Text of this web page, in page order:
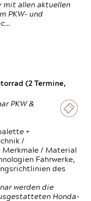
mit allen aktuellen
PKW- und
(2 Termine,
PKW &
+
/
/ Material
Fahrwerke,
des
werden die
Honda-